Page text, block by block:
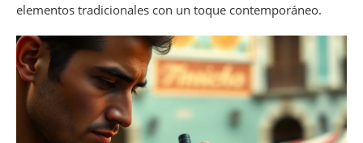
elementos tradicionales con un toque contemporáneo.